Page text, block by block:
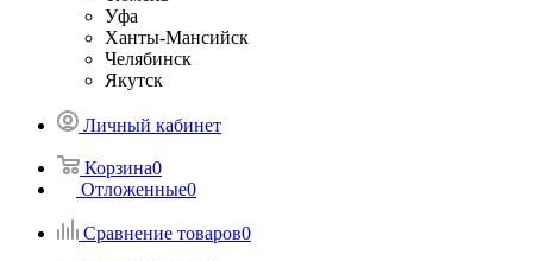
Уфа
Ханты-Мансийск
Челябинск
Якутск
Личный кабинет
Корзина0
Отложенные0
Сравнение товаров0